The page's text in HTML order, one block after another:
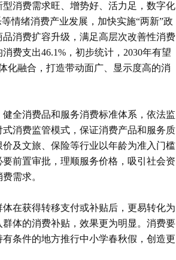
消费需求旺、增势好、活力足，数字化
情绪消费产业发展，加快实施“两新”政
消费扩容升级，满足高层次改善性消费
费支出46.1%，初步统计，2030年有望
化融合，打造带动面广、显示度高的消
全消费品和服务消费标准体系，依法监
消费监管模式，保证消费产品和服务质
及文旅、保险等行业以年龄为准入门槛
前置审批，理顺服务价格，吸引社会资
需求。
在获得转移支付或补贴后，更易转化为
体的消费补贴，效果更为明显。消费要
条件的地方推行中小学春秋假，创造更